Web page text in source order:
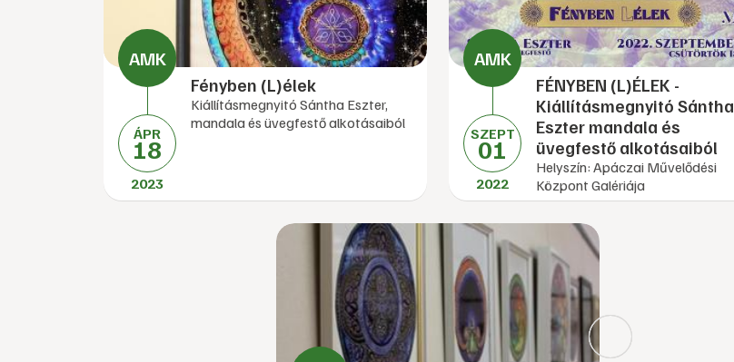
ÁPR
18
2023
Fényben (L)élek
Kiállításmegnyitó Sántha Eszter,
mandala és üvegfestő alkotásaiból
SZEPT
01
2022
FÉNYBEN (L)ÉLEK -
Kiállításmegnyitó Sántha
Eszter mandala és
üvegfestő alkotásaiból
Helyszín: Apáczai Művelődési
Központ Galériája